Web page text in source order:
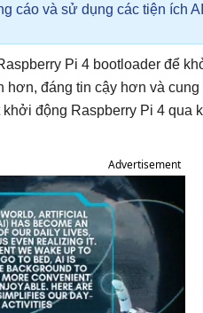
cáo và sử dụng các tiện ích AI
Pi 4 bootloader để
hơn, đáng tin cậy hơn và
động Raspberry Pi 4 qua
Advertisement